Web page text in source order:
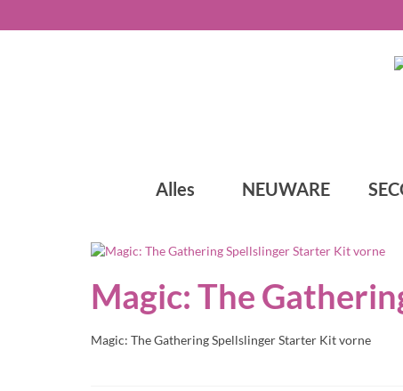
Alles NEUWARE
Magic: The
Magic: The Gathering Spellslinger Starter Kit vorne